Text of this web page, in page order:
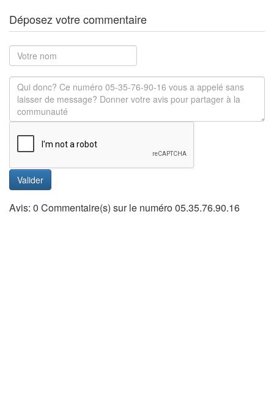
Déposez votre commentaire
Valider
Avis: 0 Commentaire(s) sur le numéro 05.35.76.90.16